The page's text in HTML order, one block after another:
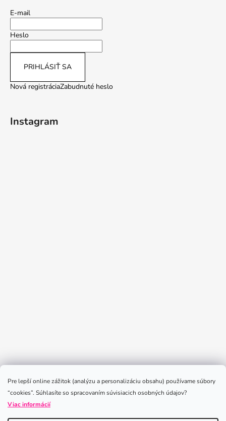
Pre lepší online zážitok (analýzu a personalizáciu obsahu) používame súbory
“cookies”. Súhlasíte so spracovaním súvisiacich osobných údajov?
Viac informácií
E-mail
Heslo
PRIHLÁSIŤ SA
Nová registráciaZabudnuté heslo
Instagram
Sledovať na Instagrame